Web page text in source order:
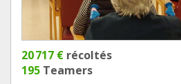
20 717 € récoltés
195 Teamers